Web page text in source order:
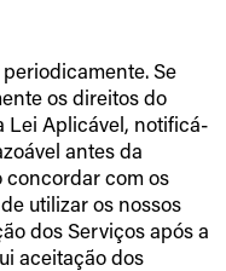
Se
os direitos do
Lei Aplicável, notificá-
antes da
concordar com os
utilizar os nossos
dos Serviços após a
aceitação dos